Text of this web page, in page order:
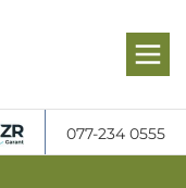
077-234 0555
in Andalusië in